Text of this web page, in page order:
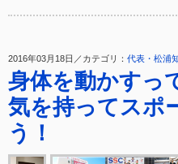
2016年03月18日／カテゴリ： 代表・松浦
身体を動かすっ
気を持ってスポ
う！